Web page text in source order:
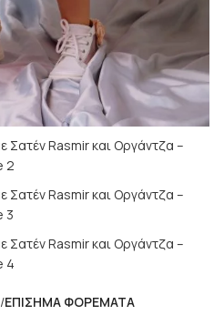
ΕΠΙΣΗΜΑ ΦΟΡΕΜΑΤΑ